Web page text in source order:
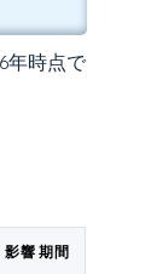
年時点で
影響 期間